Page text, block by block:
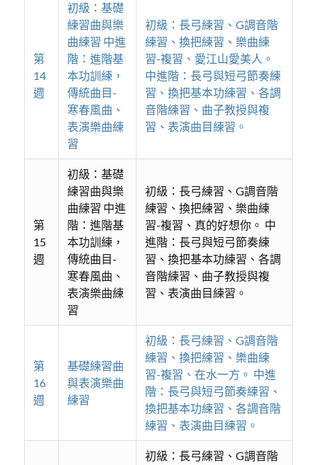
第
14
週
初級：基礎
練習曲與樂
曲練習 中進
階：進階基
本功訓練，
傳統曲目-
寒春風曲、
表演樂曲練
習
初級：長弓練習、G調音階
練習、換把練習、樂曲練
習-複習、愛江山愛美人。
中進階：長弓與短弓節奏練
習、換把基本功練習、各調
音階練習、曲子教授與複
習、表演曲目練習。
第
15
週
初級：基礎
練習曲與樂
曲練習 中進
階：進階基
本功訓練，
傳統曲目-
寒春風曲、
表演樂曲練
習
初級：長弓練習、G調音階
練習、換把練習、樂曲練
習-複習、真的好想你。 中
進階：長弓與短弓節奏練
習、換把基本功練習、各調
音階練習、曲子教授與複
習、表演曲目練習。
第
16
週
基礎練習曲
與表演樂曲
練習
初級：長弓練習、G調音階
練習、換把練習、樂曲練
習-複習、在水一方。 中進
階：長弓與短弓節奏練習、
換把基本功練習、各調音階
練習、表演曲目練習。
初級：長弓練習、G調音階